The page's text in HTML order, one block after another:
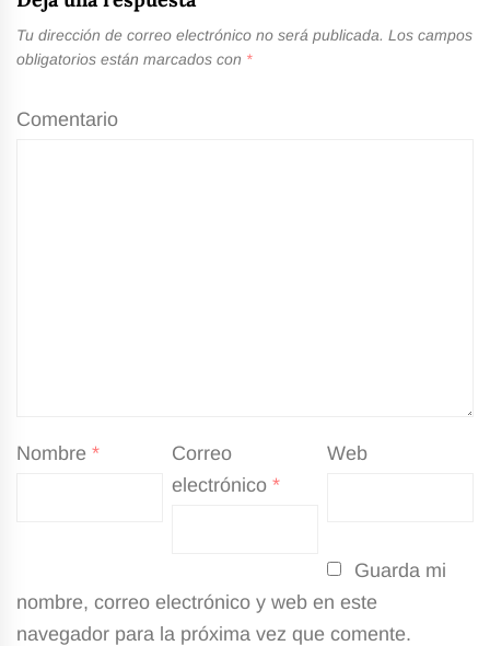
Tu dirección de correo electrónico no será publicada. Los campos
obligatorios están marcados con *
Comentario
Nombre *
Correo
electrónico*
Web
Guarda mi
nombre, correo electrónico y web en este
navegador para la próxima vez que comente.